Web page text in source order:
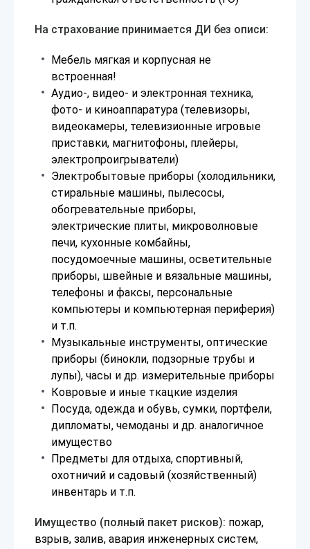
На страхование принимается ДИ без описи:
Мебель мягкая и корпусная не
встроенная!
Аудио-, видео- и электронная техника,
фото- и киноаппаратура (телевизоры,
видеокамеры, телевизионные игровые
приставки, магнитофоны, плейеры,
электропроигрыватели)
Электробытовые приборы (холодильники,
стиральные машины, пылесосы,
обогревательные приборы,
электрические плиты, микроволновые
печи, кухонные комбайны,
посудомоечные машины, осветительные
приборы, швейные и вязальные машины,
телефоны и факсы, персональные
компьютеры и компьютерная периферия)
и т.п.
Музыкальные инструменты, оптические
приборы (бинокли, подзорные трубы и
лупы), часы и др. измерительные приборы
Ковровые и иные ткацкие изделия
Посуда, одежда и обувь, сумки, портфели,
дипломаты, чемоданы и др. аналогичное
имущество
Предметы для отдыха, спортивный,
охотничий и садовый (хозяйственный)
инвентарь и т.п.
Имущество (полный пакет рисков): пожар,
взрыв, залив, авария инженерных систем,